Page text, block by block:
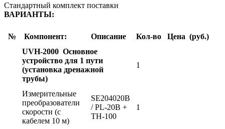
Стандартный комплект поставки
ВАРИАНТЫ:
№ Компонент: Описание Кол-во Цена (руб.)
UVH-2000 Основное
устройство для 1 пути
(установка дренажной
трубы)
1
Измерительные
преобразователи
скорости (с
кабелем 10 м)
SE204020B
/ PL-20B +
TH-100
1